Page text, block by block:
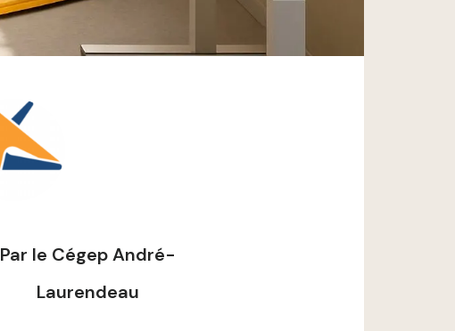
Par le Cégep André-
Laurendeau